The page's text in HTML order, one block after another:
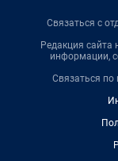
Связаться с
Редакция сайта
информации,
Связаться по